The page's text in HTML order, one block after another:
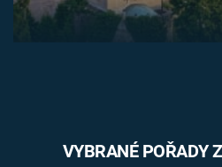
VYBRANÉ POŘADY